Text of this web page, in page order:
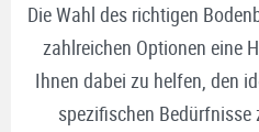
Die Wahl des richtigen
zahlreichen Optionen eine
Ihnen dabei zu helfen, den
spezifischen Bedürfnisse